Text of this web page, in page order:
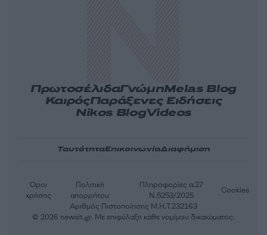
ΠρωτοσέλιδαΓνώμηMelas Blog
ΚαιρόςΠαράξενες Ειδήσεις
Nikos BlogVideos
ΤαυτότηταΕπικοινωνίαΔιαφήμιση
Αριθμός Πιστοποίησης Μ.Η.Τ.232163
Όροι
χρήσης
Πολιτική
απορρήτου
Πληροφορίες α.27
Ν.5253/2025
Cookies
© 2026 newsit.gr. Με επιφύλαξη κάθε νομίμου δικαιώματος.